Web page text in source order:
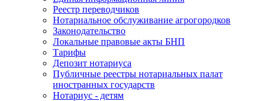
Реестр переводчиков
Нотариальное обслуживание агрогородков
Законодательство
Локальные правовые акты БНП
Тарифы
Депозит нотариуса
Публичные реестры нотариальных палат
иностранных государств
Нотариус - детям